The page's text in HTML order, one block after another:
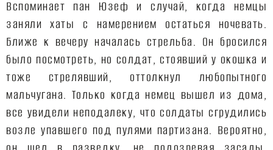
Вспоминает пан Юзеф и случай, когда немцы
заняли хаты с намерением остаться ночевать.
Ближе к вечеру началась стрельба. Он бросился
было посмотреть, но солдат, стоявший у окошка и
тоже стрелявший, оттолкнул любопытного
мальчугана. Только когда немец вышел из дома,
все увидели неподалеку, что солдаты сгрудились
возле упавшего под пулями партизана. Вероятно,